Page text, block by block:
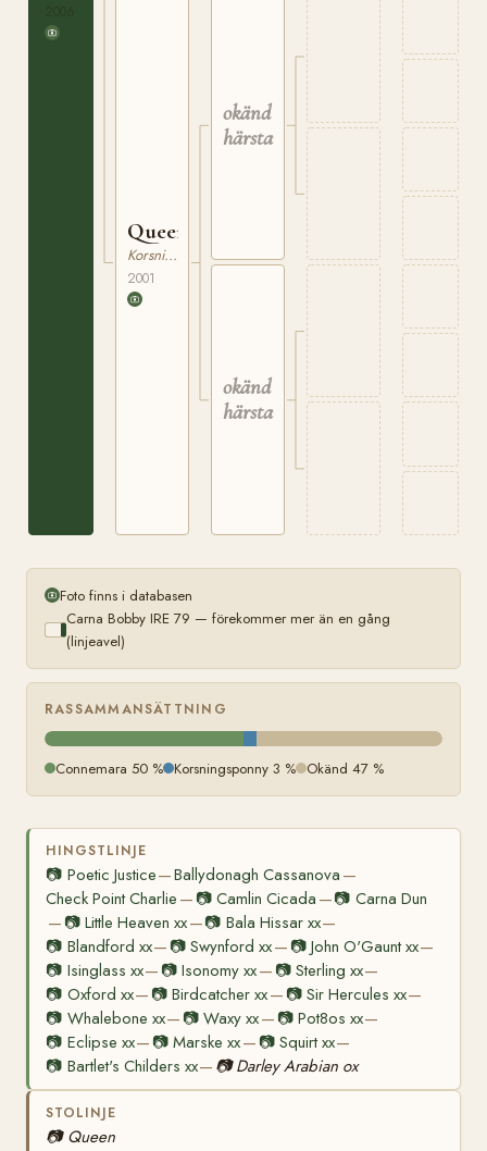
Queen
Korsningsponny
2001
okänd
härstamning
okänd
härstamning
Foto finns i databasen
Carna Bobby IRE 79 — förekommer mer än en gång
(linjeavel)
RASSAMMANSÄTTNING
Connemara 50 % Korsningsponny 3 % Okänd 47 %
HINGSTLINJE
📷 Poetic Justice—Ballydonagh Cassanova —
Check Point Charlie — 📷Camlin Cicada —📷 Carna Dun
— 📷Little Heaven xx—📷 Bala Hissar xx—
📷 Blandford xx— 📷Swynford xx— 📷 John O'Gaunt xx—
📷 Isinglass xx— 📷Isonomy xx— 📷 Sterling xx—
📷 Oxford xx— 📷Birdcatcher xx— 📷 Sir Hercules xx—
📷 Whalebone xx— 📷Waxy xx— 📷 Pot8os xx—
📷 Eclipse xx— 📷Marske xx— 📷 Squirt xx—
📷 Bartlet's Childers xx— 📷 Darley Arabian ox
STOLINJE
📷 Queen